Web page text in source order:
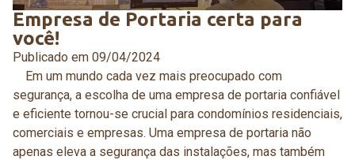
Empresa de Portaria certa para
você!
Publicado em 09/04/2024
Em um mundo cada vez mais preocupado com
segurança, a escolha de uma empresa de portaria confiável
e eficiente tornou-se crucial para condomínios residenciais,
comerciais e empresas. Uma empresa de portaria não
apenas eleva a segurança das instalações, mas também